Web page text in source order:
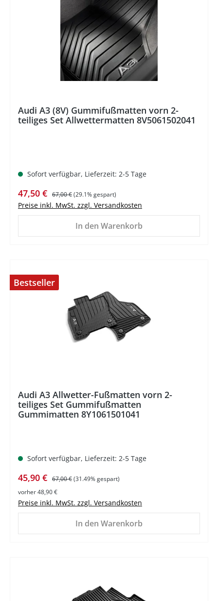
Audi A3 (8V) Gummifußmatten vorn 2-
teiliges Set Allwettermatten 8V5061502041
Sofort verfügbar, Lieferzeit: 2-5 Tage
Verkaufspreis:
47,50 € Regulärer Preis:
67,00 €(29.1% gespart)
Preise inkl. MwSt. zzgl. Versandkosten
In den Warenkorb
Bestseller
Audi A3 Allwetter-Fußmatten vorn 2-
teiliges Set Gummifußmatten
Gummimatten 8Y1061501041
Sofort verfügbar, Lieferzeit: 2-5 Tage
Verkaufspreis:
45,90 € Regulärer Preis:
67,00 €(31.49% gespart)
vorher 48,90 €
Preise inkl. MwSt. zzgl. Versandkosten
In den Warenkorb